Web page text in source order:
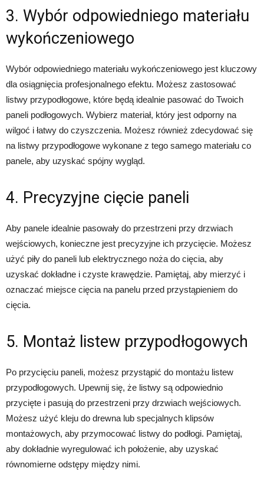
3. Wybór odpowiedniego materiału
wykończeniowego
Wybór odpowiedniego materiału wykończeniowego jest kluczowy
dla osiągnięcia profesjonalnego efektu. Możesz zastosować
listwy przypodłogowe, które będą idealnie pasować do Twoich
paneli podłogowych. Wybierz materiał, który jest odporny na
wilgoć i łatwy do czyszczenia. Możesz również zdecydować się
na listwy przypodłogowe wykonane z tego samego materiału co
panele, aby uzyskać spójny wygląd.
4. Precyzyjne cięcie paneli
Aby panele idealnie pasowały do przestrzeni przy drzwiach
wejściowych, konieczne jest precyzyjne ich przycięcie. Możesz
użyć piły do paneli lub elektrycznego noża do cięcia, aby
uzyskać dokładne i czyste krawędzie. Pamiętaj, aby mierzyć i
oznaczać miejsce cięcia na panelu przed przystąpieniem do
cięcia.
5. Montaż listew przypodłogowych
Po przycięciu paneli, możesz przystąpić do montażu listew
przypodłogowych. Upewnij się, że listwy są odpowiednio
przycięte i pasują do przestrzeni przy drzwiach wejściowych.
Możesz użyć kleju do drewna lub specjalnych klipsów
montażowych, aby przymocować listwy do podłogi. Pamiętaj,
aby dokładnie wyregulować ich położenie, aby uzyskać
równomierne odstępy między nimi.